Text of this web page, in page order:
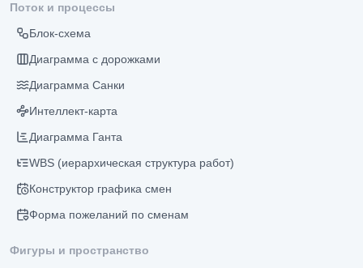
Поток и процессы
Блок-схема
Диаграмма с дорожками
Диаграмма Санки
Интеллект-карта
Диаграмма Ганта
WBS (иерархическая структура работ)
Конструктор графика смен
Форма пожеланий по сменам
Фигуры и пространство